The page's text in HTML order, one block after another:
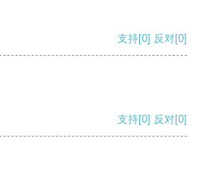
支持[0] 反对[0]
支持[0] 反对[0]